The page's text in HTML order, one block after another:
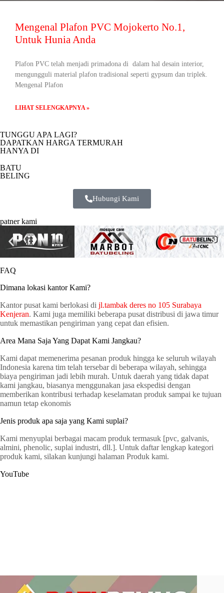
Mengenal Plafon PVC Mojokerto No.1,
Untuk Hunia Anda
Plafon PVC telah menjadi primadona di dalam hal desain interior,
mengungguli material plafon tradisional seperti gypsum dan triplek.
Mengenal Plafon
LIHAT SELENGKAPNYA »
TUNGGU APA LAGI?
DAPATKAN HARGA TERMURAH
HANYA DI
BATU
BELING
Hubungi Kami
patner kami
FAQ
Dimana lokasi kantor Kami?
Kantor pusat kami berlokasi di jl.tambak deres no 105 Surabaya
Kenjeran. Kami juga memiliki beberapa pusat distribusi di jawa timur
untuk memastikan pengiriman yang cepat dan efisien.
Area Mana Saja Yang Dapat Kami Jangkau?
Kami dapat memenerima pesanan produk hingga ke seluruh wilayah
Indonesia karena tim telah tersebar di beberapa wilayah, sehingga
biaya pengiriman jadi lebih murah. Untuk daerah yang tidak dapat
kami jangkau, biasanya menggunakan jasa ekspedisi dengan
memberikan kontribusi terhadap keselamatan produk sampai ke tujuan
namun tetap ekonomis
Jenis produk apa saja yang Kami suplai?
Kami menyuplai berbagai macam produk termasuk [pvc, galvanis,
almini, phenolic, suplai industri, dll.]. Untuk daftar lengkap kategori
produk kami, silakan kunjungi halaman Produk kami.
YouTube
o
r